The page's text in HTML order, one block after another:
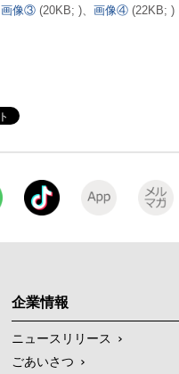
画像③ (20KB; )、 画像④ (22KB; )
企業情報
ニュースリリース
ごあいさつ